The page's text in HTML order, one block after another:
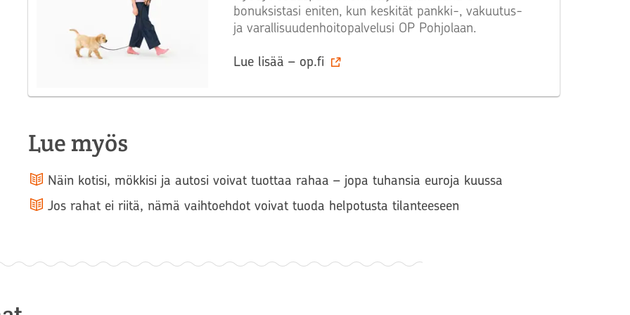
bonuksistasi eniten, kun keskität pankki-, vakuutus-
ja varallisuudenhoitopalvelusi OP Pohjolaan.
Lue lisää – op.fi
Lue myös
Näin kotisi, mökkisi ja autosi voivat tuottaa rahaa – jopa tuhansia euroja kuussa
Jos rahat ei riitä, nämä vaihtoehdot voivat tuoda helpotusta tilanteeseen